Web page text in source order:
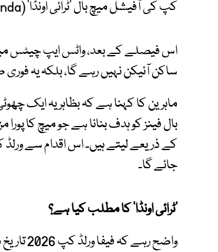
کپ کی آفیشل میچ بال ’ٹرائی اونڈا‘ (Trionda) کے روپ میں تبدیل کر دیا گیا ہے۔
اس فیصلے کے بعد، واٹس ایپ چیٹس
ساکن آئیکن نہیں رہے گا، بلکہ یہ فوری
ماہرین کا کہنا ہے کہ بظاہر یہ ایک
بال فینز کو ہدف بنانا ہے جو میچ کا
کے ذریعے لیتے ہیں۔ اس اقدام سے
جائے گا۔
’ٹرائی اونڈا‘ کا مطلب کیا ہے؟
واضح